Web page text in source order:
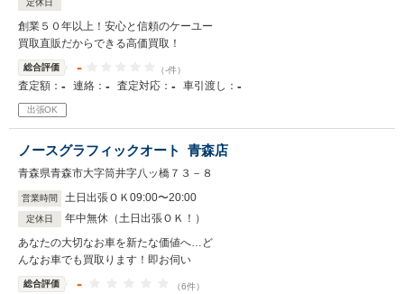
定休日
創業５０年以上！安心と信頼のケーユー
買取直販だからできる高価買取！
総合評価 - （-件）
査定額： - 連絡： - 査定対応： - 車引渡し： -
出張OK
ノースグラフィックオート 青森店
青森県青森市大字筒井字八ッ橋７３－８
営業時間 土日出張ＯＫ 09:00〜20:00
定休日
年中無休（土日出張ＯＫ！）
あなたの大切なお車を新たな価値へ…ど
んなお車でも買取ります！即お伺い
総合評価 - （6件）